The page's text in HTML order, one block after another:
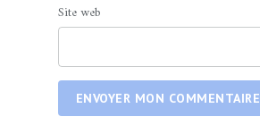
Site web
ENVOYER MON COMMENTAIRE